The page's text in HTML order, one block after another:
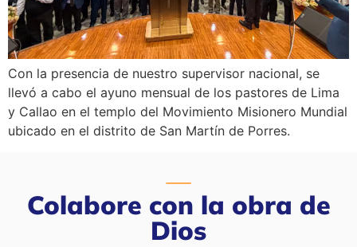
Con la presencia de nuestro supervisor nacional, se
llevó a cabo el ayuno mensual de los pastores de Lima
y Callao en el templo del Movimiento Misionero Mundial
ubicado en el distrito de San Martín de Porres.
Colabore con la obra de
Dios